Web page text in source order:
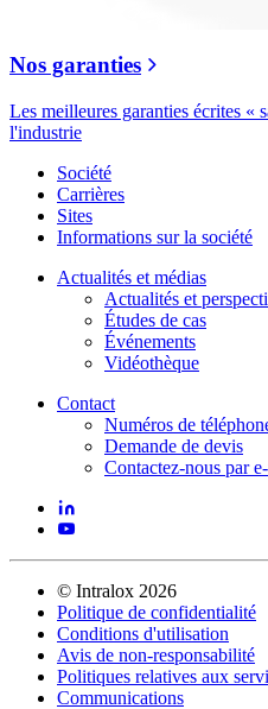
Nos garanties
Les meilleures garanties écrites «
l'industrie
Société
Carrières
Sites
Informations sur la société
Actualités et médias
Actualités et
Études de cas
Événements
Vidéothèque
Contact
Numéros de
Demande de devis
Contactez-nous par
© Intralox 2026
Politique de confidentialité
Conditions d'utilisation
Avis de non-responsabilité
Politiques relatives aux
Communications